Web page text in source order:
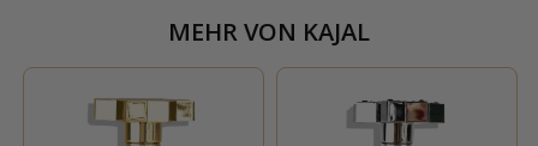
MEHR VON KAJAL